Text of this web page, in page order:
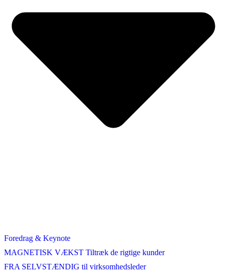
Foredrag & Keynote
MAGNETISK VÆKST Tiltræk de rigtige kunder
FRA SELVSTÆNDIG til virksomhedsleder